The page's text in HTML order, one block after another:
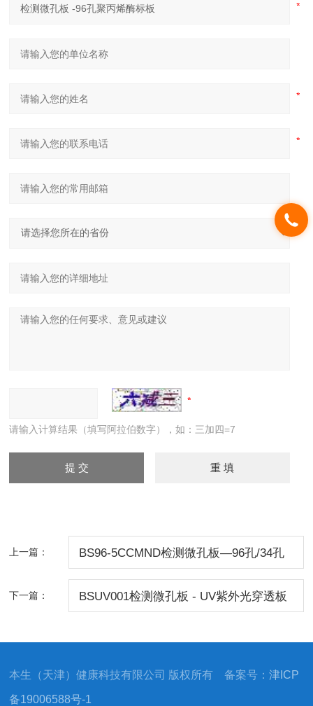
请输入计算结果（填写阿拉伯数字），如：三加四=7
上一篇： BS96-5CCMND检测微孔板—96孔/34孔
下一篇： BSUV001检测微孔板 - UV紫外光穿透板
本生（天津）健康科技有限公司 版权所有 备案号：津ICP
备19006588号-1